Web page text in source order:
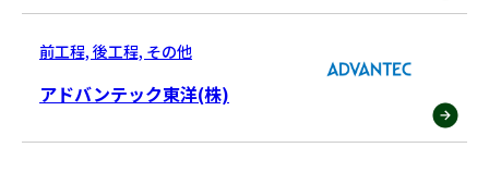
前工程, 後工程, その他
アドバンテック東洋(株)